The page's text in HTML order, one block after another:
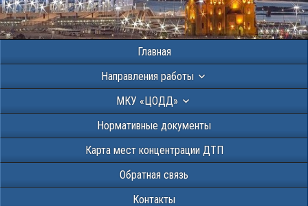
Главная
Направления работы
МКУ «ЦОДД»
Нормативные документы
Карта мест концентрации ДТП
Обратная связь
Контакты